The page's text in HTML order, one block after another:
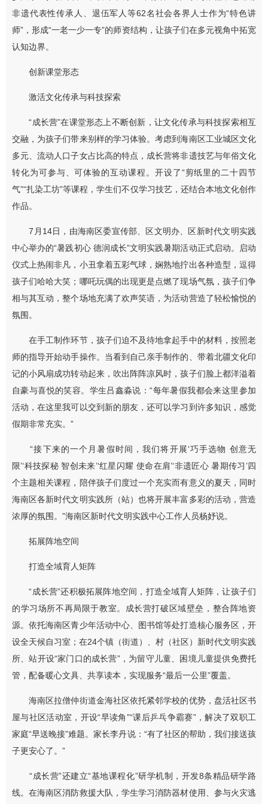
非遗代表性传承人、退伍军人等62名社会各界人士作为“特色讲
师”，形成“一老一少一专”的师资结构，让孩子们在多元视角中拓宽
认知边界。
创新课堂形态
激活文化传承与科技探索
“成长营”在课堂形态上不断创新，让文化传承与科技探索相互
交融，为孩子们带来别样的学习体验。考虑到海南区工业城区文化
多元、流动人口子女占比高的特点，成长营将非遗技艺与年俗文化
转化为可参与、可体验的互动课程。开设了“剪纸里的二十四节
气”“扎染工坊”等课程，学生们不仅学习技艺，还结合本地文化创作
作品。
7月14日，由海南区委宣传部、区文明办、区新时代文明实践
中心举办的“暑践初心 德润成长”文明实践暑期活动正式启动。启动
仪式上热闹非凡，小丑拿着五彩气球，娴熟地拧出各种造型，逗得
孩子们哈哈大笑；哪吒玩偶的出现更是点燃了现场气氛，孩子们争
相与其互动，整个场地充满了欢声笑语，为活动营造了轻松愉悦的
氛围。
在手工制作环节，孩子们迫不及待地拿起手中的材料，按照老
师的指导开始动手操作。当看到自己亲手制作的、带着北疆文化印
记的小风扇成功转动起来，吹出阵阵凉风时，孩子们脸上都洋溢着
自豪与喜悦的笑容。学生吕鑫淼说：“每年暑假我都会来这里参加
活动，在这里我可以交到新的朋友，还可以学习到许多知识，感觉
假期非常充实。”
“接下来的一个月暑假时间，我们将开展‘巧手选物 创意无
限’‘科技探秘 智创未来’‘红星闪耀 使命在肩’‘非遗匠心 暑期传习’四
个主题相关课程，陪伴孩子们度过一个充实而有意义的夏天，同时
海南区各新时代文明实践所（站）也将开展丰富多彩的活动，营造
浓厚的氛围。”海南区新时代文明实践中心工作人员杨妤说。
拓展阵地空间
打造全域育人矩阵
“成长营”还积极拓展阵地空间，打造全域育人矩阵，让孩子们
的学习场所不再局限于教室。成长营打破区域壁垒，整合阵地资
源。依托海南区青少年活动中心、图书馆等处打造核心服务区，开
设全天候自习室；在24个镇（街道）、村（社区）新时代文明实践
所、站开设“家门口的成长营”，为留守儿童、困境儿童提供免费托
管，配备暖心文具、共享读本，实现服务“最后一公里”覆盖。
海南区拉僧仲街道金海社区依托紧邻学校的优势，盘活社区书
屋与社区活动室，开设“早读角”“课后乒乓争霸赛”，解决了双职工
家庭“早送晚接”难题。家长李丹说：“有了社区的帮助，我们接送孩
子更安心了。”
“成长营”还建立“基地课程化”研学机制，开发8条精品研学路
线。在海南区消防救援大队，学生学习消防器材使用、参与火灾逃